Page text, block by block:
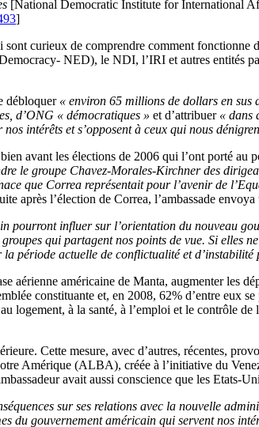
[National Democratic Institute for International
]
curieux de comprendre comment fonctionne
NED), le NDI, l’IRI et autres entités
débloquer « environ 65 millions de dollars en sus
d’ONG « démocratiques » et d’attribuer « dans
intérêts et s’opposent à ceux qui nous
avant les élections de 2006 qui l’ont porté
le groupe Chavez-Morales-Kirchner des
que Correa représentait pour l’avenir de
après l’élection de Correa, l’ambassade
pourront influer sur l’orientation du nouveau
qui partagent nos points de vue. Si elles
période actuelle de conflictualité et d’instabilité
américaine de Manta, augmenter les
constituante et, en 2008, 62% d’entre eux
logement, à la santé, à l’emploi et le contrôle
Cette mesure, avec d’autres, récentes,
Amérique (ALBA), créée à l’initiative du
avait aussi conscience que les Etats-
sur ses relations avec la nouvelle
du gouvernement américain qui servent nos